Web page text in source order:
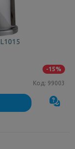
-15%
Код: 99003